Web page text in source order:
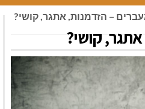
– הזדמנות, אתגר, קושי?
קושי?